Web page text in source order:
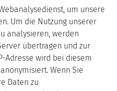
um unsere
Um die Nutzung unserer
analysieren, werden
übertragen und zur
Adresse wird bei diesem
Wenn Sie
Daten zu